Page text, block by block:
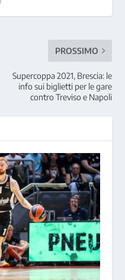
PROSSIMO
Supercoppa 2021, Brescia: le
info sui biglietti per le gare
contro Treviso e Napoli